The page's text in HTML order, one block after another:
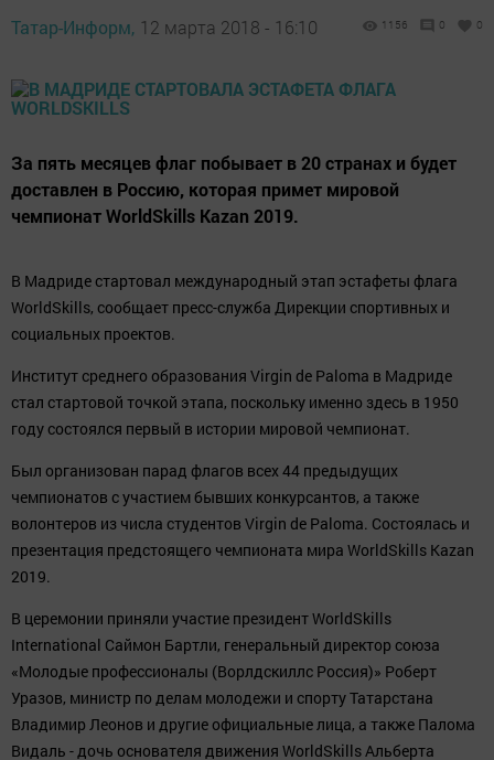
Татар-Информ, 12 марта 2018 - 16:10 1156 0 0
За пять месяцев флаг побывает в 20 странах и будет
доставлен в Россию, которая примет мировой
чемпионат WorldSkills Kazan 2019.
В Мадриде стартовал международный этап эстафеты флага
WorldSkills, сообщает пресс-служба Дирекции спортивных и
социальных проектов.
Институт среднего образования Virgin de Paloma в Мадриде
стал стартовой точкой этапа, поскольку именно здесь в 1950
году состоялся первый в истории мировой чемпионат.
Был организован парад флагов всех 44 предыдущих
чемпионатов с участием бывших конкурсантов, а также
волонтеров из числа студентов Virgin de Paloma. Состоялась и
презентация предстоящего чемпионата мира WorldSkills Kazan
2019.
В церемонии приняли участие президент WorldSkills
International Саймон Бартли, генеральный директор союза
«Молодые профессионалы (Ворлдскиллс Россия)» Роберт
Уразов, министр по делам молодежи и спорту Татарстана
Владимир Леонов и другие официальные лица, а также Палома
Видаль - дочь основателя движения WorldSkills Альберта